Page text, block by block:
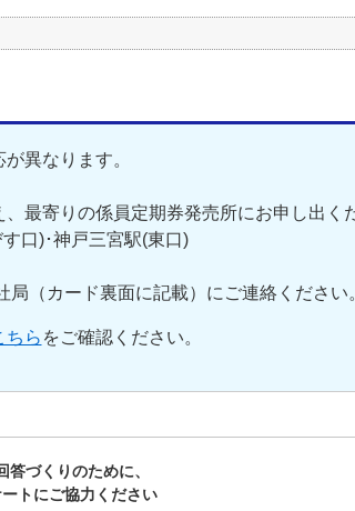
異なります。
最寄りの係員定期券発売所にお申し出く
口)･神戸三宮駅(東口)
（カード裏面に記載）にご連絡ください。
ちら をご確認ください。
答づくりのために、
トにご協力ください